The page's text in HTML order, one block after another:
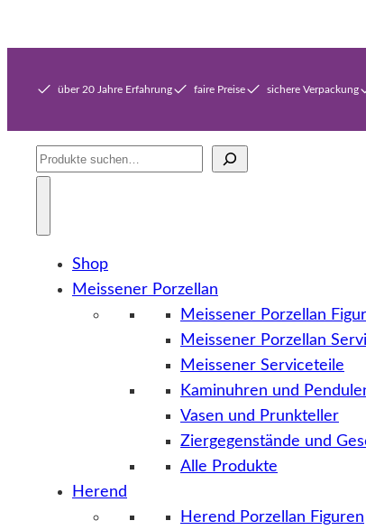
über 20 Jahre Erfahrung faire Preise sichere Verpackung
Suche
Shop
Meissener Porzellan
Meissener Porzellan
Meissener Porzellan
Meissener Serviceteile
Kaminuhren und
Vasen und Prunkteller
Ziergegenstände und
Alle Produkte
Herend
Herend Porzellan Figuren